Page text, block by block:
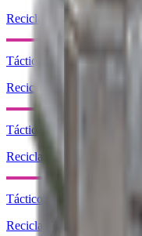
Reciclar: x1
Táctico Ver. 3 (Defensivo)
Reciclar: x1
Táctico Ver. 3 (Curación)
Reciclar: x1
Táctico Ver. 3
Reciclar: x1